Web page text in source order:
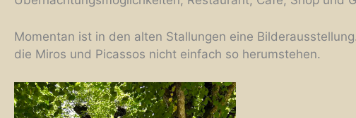
Momentan ist in den alten Stallungen eine
die Miros und Picassos nicht einfach so herumstehen.